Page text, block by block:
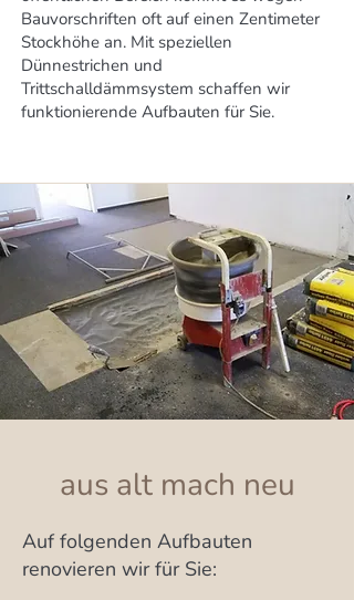
Bauvorschriften oft auf einen Zentimeter
Stockhöhe an. Mit speziellen
Dünnestrichen und
Trittschalldämmsystem schaffen wir
funktionierende Aufbauten für Sie.
aus alt mach neu
Auf folgenden Aufbauten
renovieren wir für Sie: